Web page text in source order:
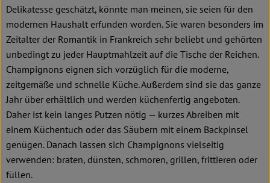
Delikatesse geschätzt, könnte man meinen, sie seien für den
modernen Haushalt erfunden worden. Sie waren besonders im
Zeitalter der Romantik in Frankreich sehr beliebt und gehörten
unbedingt zu jeder Hauptmahlzeit auf die Tische der Reichen.
Champignons eignen sich vorzüglich für die moderne,
zeitgemäße und schnelle Küche. Außerdem sind sie das ganze
Jahr über erhältlich und werden küchenfertig angeboten.
Daher ist kein langes Putzen nötig — kurzes Abreiben mit
einem Küchentuch oder das Säubern mit einem Backpinsel
genügen. Danach lassen sich Champignons vielseitig
verwenden: braten, dünsten, schmoren, grillen, frittieren oder
füllen.